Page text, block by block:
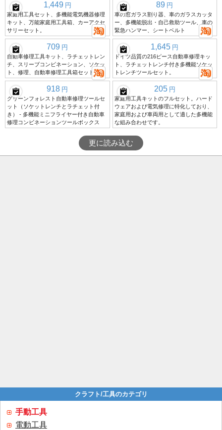
1,449 円
家庭用工具セット、多機能電気機器修理
キット、万能家庭用工具箱、カーアクセ
サリーセット。
89 円
車の窓ガラス割り器、車のガラスカッタ
ー、多機能脱出・自己救助ツール、車の
緊急ハンマー、シートベルト
709 円
自動車修理工具キット、ラチェットレン
チ、スリーブコンビネーション、ソケッ
ト、修理、自動車修理工具箱セット
1,645 円
ドイツ品質の216ピース自動車修理キッ
ト、ラチェットレンチ付き多機能ソケッ
トレンチツールセット。
918 円
グリーンフォレスト自動車修理ツールセ
ット（ソケットレンチとラチェット付
き） - 多機能ミニフライヤー付き自動車
修理コンビネーションツールボックス
205 円
家庭用工具キットのフルセット。ハード
ウェアおよび電気修理に特化しており、
家庭用および車両用として適した多機能
な組み合わせです。
更に読み込む
クラフト/工具のカテゴリ
手動工具
電動工具